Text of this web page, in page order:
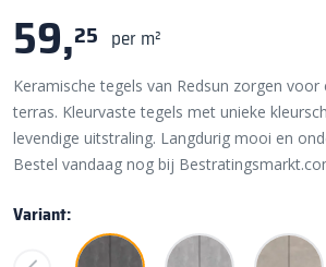
59,25 per m²
Keramische tegels van Redsun zorgen
terras. Kleurvaste tegels met unieke
levendige uitstraling. Langdurig mooi en
Bestel vandaag nog bij
Variant: